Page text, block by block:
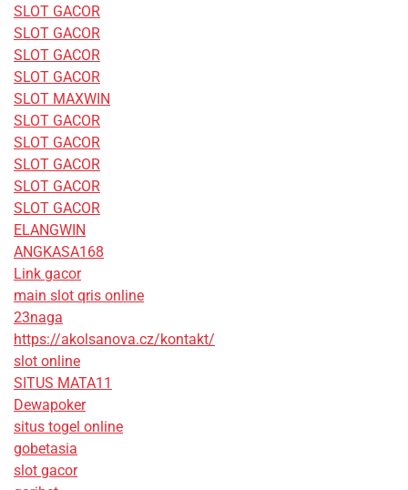
SLOT GACOR
SLOT GACOR
SLOT GACOR
SLOT GACOR
SLOT MAXWIN
SLOT GACOR
SLOT GACOR
SLOT GACOR
SLOT GACOR
SLOT GACOR
ELANGWIN
ANGKASA168
Link gacor
main slot qris online
23naga
https://akolsanova.cz/kontakt/
slot online
SITUS MATA11
Dewapoker
situs togel online
gobetasia
slot gacor